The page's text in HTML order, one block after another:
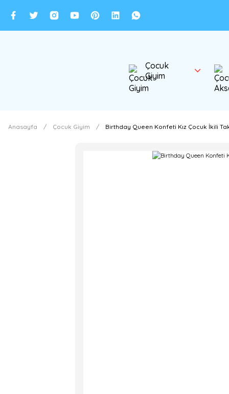
Çocuk
Giyim
Anasayfa Çocuk Giyim Birthday Queen Konfeti Kız Çocuk İkili